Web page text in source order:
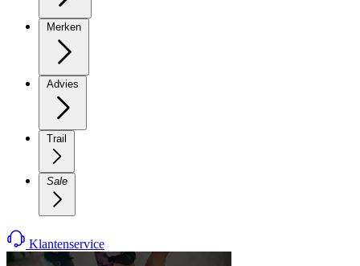
Merken
Advies
Trail
Sale
Klantenservice